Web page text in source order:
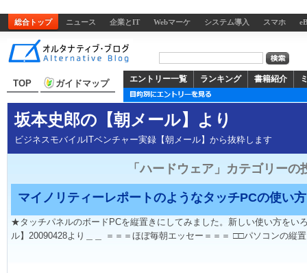
総合トップ ニュース 企業とIT Webマーケ システム導入 スマホ
TOP ガイドマップ エントリー一覧 ランキング 書籍紹介
坂本史郎の【朝メール】より
ビジネスモバイルITベンチャー実録【朝メール】から抜粋します
「ハードウェア」カテゴリーの
マイノリティーレポートのようなタッチPCの使い方
★タッチパネルのボードPCを縦置きにしてみました。新しい使い方をい
ル】20090428より＿＿ ＝＝＝ほぼ毎朝エッセー＝＝＝ □□パソコンの縦